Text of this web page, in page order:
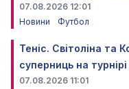
07.08.2026 12:01
Новини
Футбол
Теніс. Світоліна та
суперниць на
07.08.2026 11:01